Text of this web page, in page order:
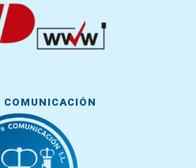
COMUNICACIÓN